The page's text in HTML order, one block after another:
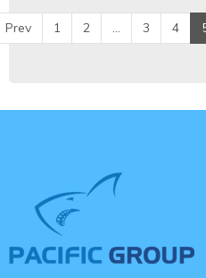
Prev 1 2 ... 3 4